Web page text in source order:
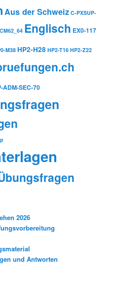
Aus der Schweiz C-PXSUP-
Englisch EX0-117
M38 HP2-H28 HP2-T16 HP2-Z22
ADM-SEC-70
2026
und Antworten